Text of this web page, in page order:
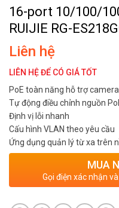
16-port 10/100/
RUIJIE RG-
Liên hệ
LIÊN HỆ ĐỂ CÓ GIÁ TỐT
PoE toàn năng hỗ trợ
Tự động điều chỉnh nguồn
Định vị lỗi nhanh
Cấu hình VLAN theo yêu cầu
Ứng dụng quản lý từ xa trên
MUA
Gọi điện xác nhận